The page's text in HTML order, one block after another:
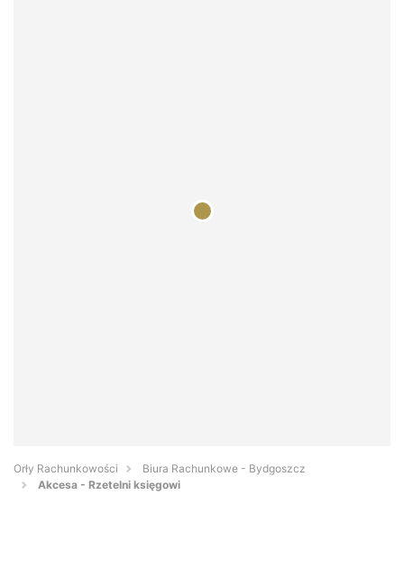
Orły Rachunkowości
Biura Rachunkowe - Bydgoszcz
Akcesa - Rzetelni księgowi